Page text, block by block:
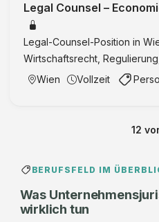
Legal Counsel –
Legal-Counsel-Position in
Wirtschaftsrecht,
Interessenvertretung,
Wien Vollzeit
12
BERUFSFELD IM
Was
wirklich tun